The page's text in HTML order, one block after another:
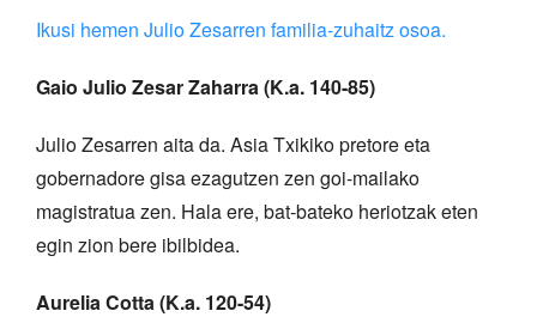
Ikusi hemen Julio Zesarren familia-zuhaitz osoa.
Gaio Julio Zesar Zaharra (K.a. 140-85)
Julio Zesarren aita da. Asia Txikiko pretore eta
gobernadore gisa ezagutzen zen goi-mailako
magistratua zen. Hala ere, bat-bateko heriotzak eten
egin zion bere ibilbidea.
Aurelia Cotta (K.a. 120-54)